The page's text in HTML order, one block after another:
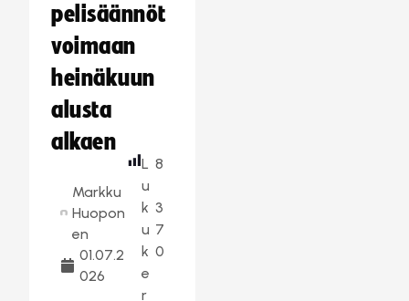
pelisäännöt
voimaan
heinäkuun
alusta
alkaen
Markku
Huopon
en
01.07.2
026
L
u
k
u
k
e
r
8
3
7
0